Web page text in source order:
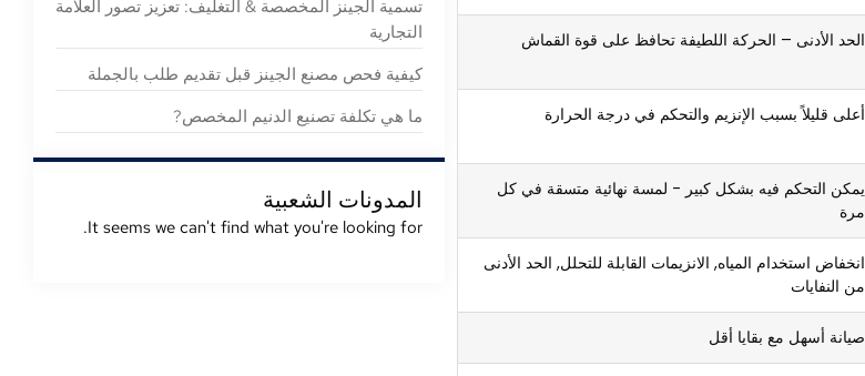
الحد الأدنى – الحركة اللطيفة تحافظ على قوة القماش
أعلى قليلاً بسبب الإنزيم والتحكم في درجة الحرارة
يمكن التحكم فيه بشكل كبير - لمسة نهائية متسقة في كل
مرة
انخفاض استخدام المياه, الانزيمات القابلة للتحلل, الحد الأدنى
من النفايات
صيانة أسهل مع بقايا أقل
تسمية الجينز المخصصة & التغليف: تعزيز تصور العلامة
التجارية
كيفية فحص مصنع الجينز قبل تقديم طلب بالجملة
ما هي تكلفة تصنيع الدنيم المخصص?
المدونات الشعبية
It seems we can't find what you're looking for
.